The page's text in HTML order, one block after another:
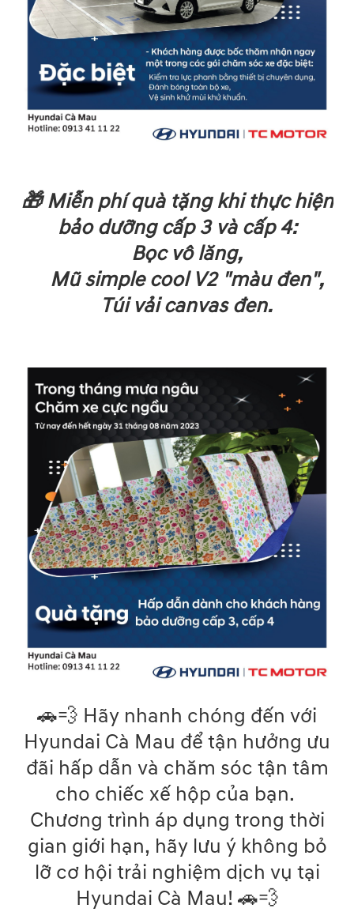
🎁 Miễn phí quà tặng khi thực hiện
bảo dưỡng cấp 3 và cấp 4:
Bọc vô lăng,
Mũ simple cool V2 "màu đen",
Túi vải canvas đen.
🚗💨 Hãy nhanh chóng đến với
Hyundai Cà Mau để tận hưởng ưu
đãi hấp dẫn và chăm sóc tận tâm
cho chiếc xế hộp của bạn.
Chương trình áp dụng trong thời
gian giới hạn, hãy lưu ý không bỏ
lỡ cơ hội trải nghiệm dịch vụ tại
Hyundai Cà Mau! 🚗💨